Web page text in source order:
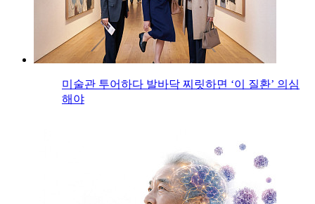
미술관 투어하다 발바닥 찌릿하면 ‘이 질환’ 의심
해야